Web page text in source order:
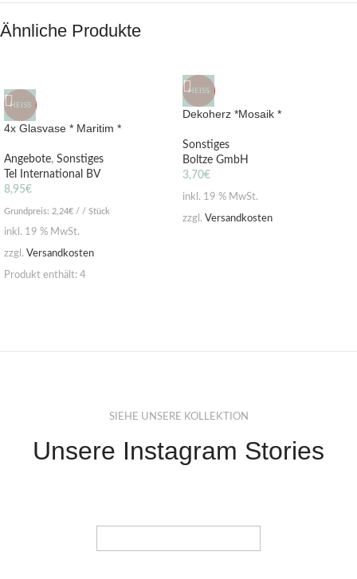
Ähnliche Produkte
HEISS
4x Glasvase * Maritim *
Angebote, Sonstiges
Tel International BV
8,95€
Grundpreis: 2,24€ / / Stück
inkl. 19 % MwSt.
zzgl. Versandkosten
Produkt enthält: 4
HEISS
Dekoherz *Mosaik *
Sonstiges
Boltze GmbH
3,70€
inkl. 19 % MwSt.
zzgl. Versandkosten
SIEHE UNSERE KOLLEKTION
Unsere Instagram Stories